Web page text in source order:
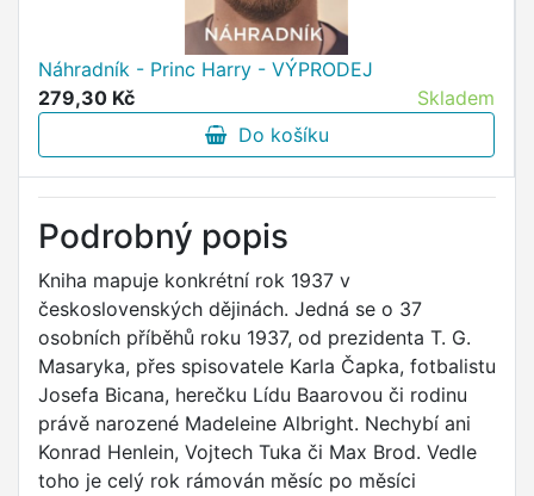
Náhradník - Princ Harry - VÝPRODEJ
279,30 Kč
Skladem
Do košíku
Podrobný popis
Kniha mapuje konkrétní rok 1937 v
československých dějinách. Jedná se o 37
osobních příběhů roku 1937, od prezidenta T. G.
Masaryka, přes spisovatele Karla Čapka, fotbalistu
Josefa Bicana, herečku Lídu Baarovou či rodinu
právě narozené Madeleine Albright. Nechybí ani
Konrad Henlein, Vojtech Tuka či Max Brod. Vedle
toho je celý rok rámován měsíc po měsíci